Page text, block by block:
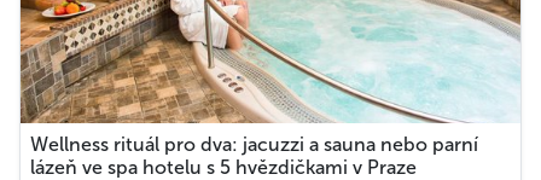
Wellness rituál pro dva: jacuzzi a sauna nebo parní
lázeň ve spa hotelu s 5 hvězdičkami v Praze